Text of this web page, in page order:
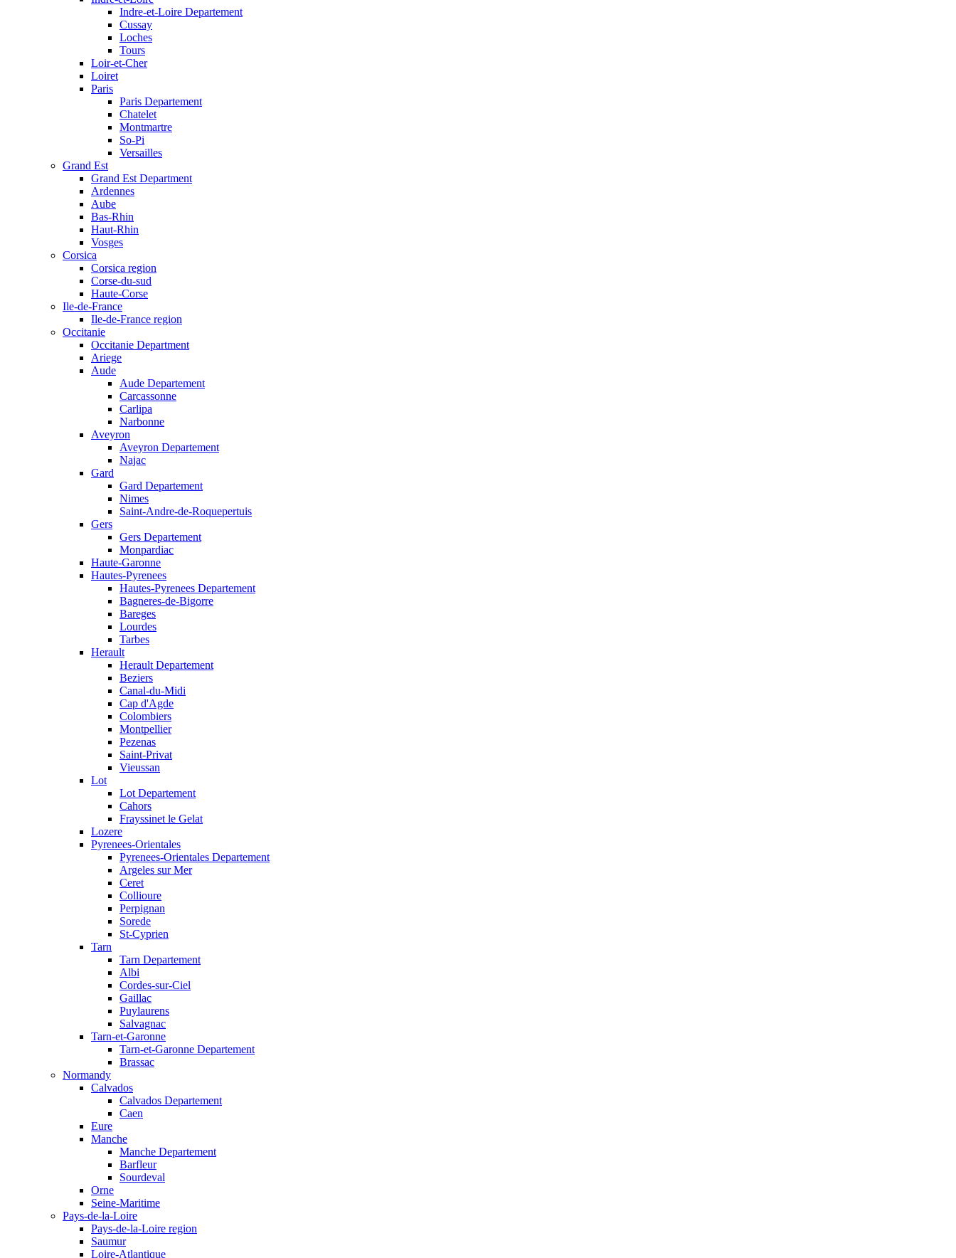
Indre-et-Loire Departement
Cussay
Loches
Tours
Loir-et-Cher
Loiret
Paris
Paris Departement
Chatelet
Montmartre
So-Pi
Versailles
Grand Est
Grand Est Department
Ardennes
Aube
Bas-Rhin
Haut-Rhin
Vosges
Corsica
Corsica region
Corse-du-sud
Haute-Corse
Ile-de-France
Ile-de-France region
Occitanie
Occitanie Department
Ariege
Aude
Aude Departement
Carcassonne
Carlipa
Narbonne
Aveyron
Aveyron Departement
Najac
Gard
Gard Departement
Nimes
Saint-Andre-de-Roquepertuis
Gers
Gers Departement
Monpardiac
Haute-Garonne
Hautes-Pyrenees
Hautes-Pyrenees Departement
Bagneres-de-Bigorre
Bareges
Lourdes
Tarbes
Herault
Herault Departement
Beziers
Canal-du-Midi
Cap d'Agde
Colombiers
Montpellier
Pezenas
Saint-Privat
Vieussan
Lot
Lot Departement
Cahors
Frayssinet le Gelat
Lozere
Pyrenees-Orientales
Pyrenees-Orientales Departement
Argeles sur Mer
Ceret
Collioure
Perpignan
Sorede
St-Cyprien
Tarn
Tarn Departement
Albi
Cordes-sur-Ciel
Gaillac
Puylaurens
Salvagnac
Tarn-et-Garonne
Tarn-et-Garonne Departement
Brassac
Normandy
Calvados
Calvados Departement
Caen
Eure
Manche
Manche Departement
Barfleur
Sourdeval
Orne
Seine-Maritime
Pays-de-la-Loire
Pays-de-la-Loire region
Saumur
Loire-Atlantique